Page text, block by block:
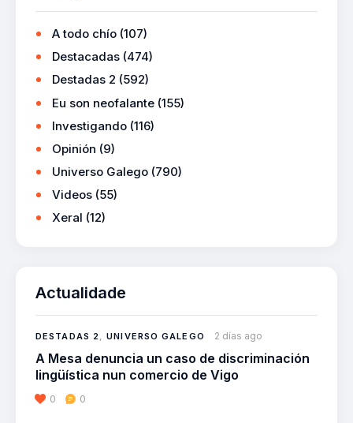
A todo chío (107)
Destacadas (474)
Destadas 2 (592)
Eu son neofalante (155)
Investigando (116)
Opinión (9)
Universo Galego (790)
Videos (55)
Xeral (12)
Actualidade
DESTADAS 2,UNIVERSO GALEGO 2 días ago
A Mesa denuncia un caso de discriminación
lingüística nun comercio de Vigo
0 0